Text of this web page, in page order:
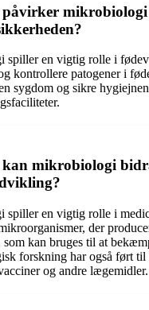
mikrobiologi
spiller en vigtig rolle i
kontrollere patogener i
sygdom og sikre
mikrobiologi
spiller en vigtig rolle i
der
som kan bruges til at
forskning har også ført til
og andre lægemidler.